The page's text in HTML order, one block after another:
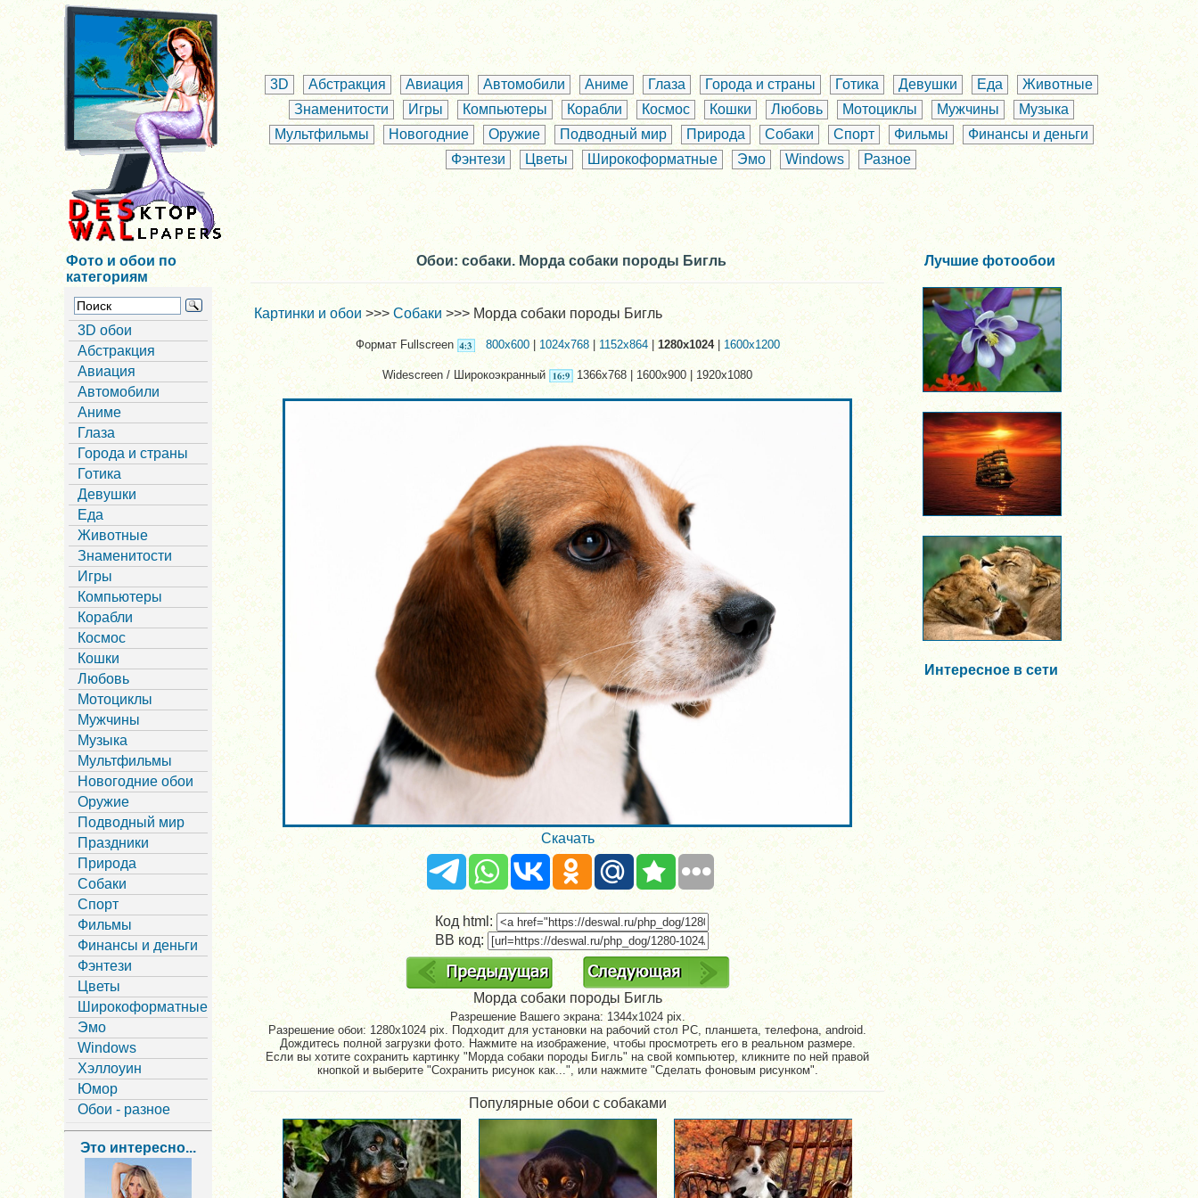
3D Абстракция Авиация Автомобили Аниме Глаза Города и страны Готика Девушки Еда
Животные
Знаменитости
Игры Компьютеры Корабли Космос Кошки Любовь Мотоциклы Мужчины
Музыка
Мультфильмы
Новогодние Оружие Подводный мир Природа Собаки Спорт Фильмы
Финансы и деньги
Фэнтези
Цветы Широкоформатные Эмо Windows Разное
Фото и обои по
категориям
3D обои
Абстракция
Авиация
Автомобили
Аниме
Глаза
Города и страны
Готика
Девушки
Еда
Животные
Знаменитости
Игры
Компьютеры
Корабли
Космос
Кошки
Любовь
Мотоциклы
Мужчины
Музыка
Мультфильмы
Новогодние обои
Оружие
Подводный мир
Праздники
Природа
Собаки
Спорт
Фильмы
Финансы и деньги
Фэнтези
Цветы
Широкоформатные
Эмо
Windows
Хэллоуин
Юмор
Обои - разное
Это интересно...
Обои: собаки. Морда собаки породы Бигль
Картинки и обои>>>Собаки>>> Морда собаки породы Бигль
Формат Fullscreen 800x600|1024x768| 1152x864|1280x1024| 1600x1200
Widescreen / Широкоэкранный 1366x768 | 1600x900 | 1920x1080
Скачать
Код html:
BB код:
Морда собаки породы Бигль
Разрешение Вашего экрана:1344x1024 pix.
Разрешение обои: 1280x1024 pix. Подходит для установки на рабочий стол PC, планшета, телефона, android.
Дождитесь полной загрузки фото. Нажмите на изображение, чтобы просмотреть его в реальном размере.
Если вы хотите сохранить картинку "Морда собаки породы Бигль" на свой компьютер, кликните по ней правой
кнопкой и выберите "Сохранить рисунок как...", или нажмите "Сделать фоновым рисунком".
Популярные обои с собаками
Лучшие фотообои
Интересное в сети